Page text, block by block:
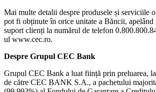
Mai multe detalii despre produsele și serviciile
pot fi obținute în orice unitate a Băncii,
suport clienți la numărul de telefon
ul www.cec.ro.
Despre Grupul CEC Bank
Grupul CEC Bank a luat ființă prin preluarea,
de către CEC BANK S.A., a pachetului